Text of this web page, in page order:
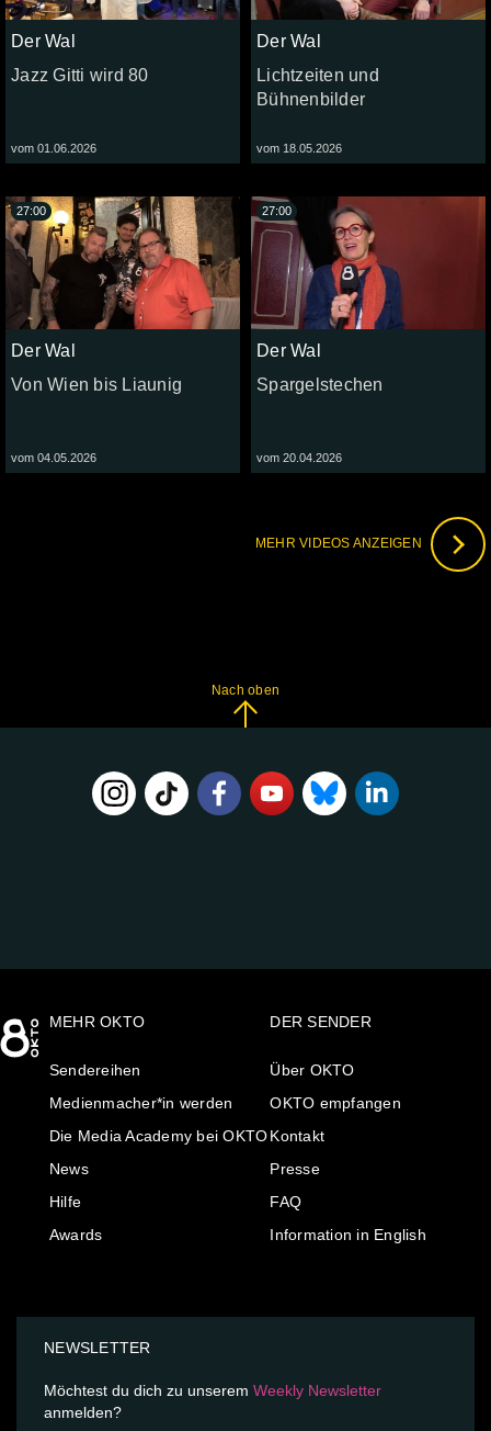
Der Wal
Jazz Gitti wird 80
vom 01.06.2026
Der Wal
Lichtzeiten und
Bühnenbilder
vom 18.05.2026
Der Wal
Von Wien bis Liaunig
vom 04.05.2026
27:00
Der Wal
Spargelstechen
vom 20.04.2026
27:00
MEHR VIDEOS ANZEIGEN
Nach oben
MEHR OKTO
Sendereihen
Medienmacher*in werden
Die Media Academy bei OKTO
News
Hilfe
Awards
DER SENDER
Über OKTO
OKTO empfangen
Kontakt
Presse
FAQ
Information in English
NEWSLETTER
Möchtest du dich zu unserem Weekly Newsletter
anmelden?